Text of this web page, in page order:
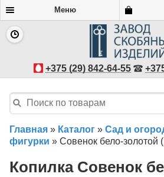
Меню
+375 (29) 842-64-55
Главная » Каталог » Сад и
фигурки » Совенок бело-золотой
Копилка Совенок